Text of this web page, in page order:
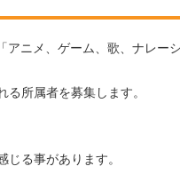
ニメ、ゲーム、歌、ナレー
所属者を募集します。
る事があります。